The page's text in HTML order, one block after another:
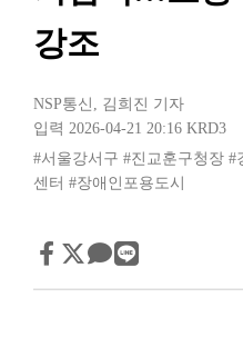
강조
NSP통신 , 김희진 기자
입력 2026-04-21 20:16 KRD3
#서울강서구 #진교훈구청장 #
센터 #장애인포용도시